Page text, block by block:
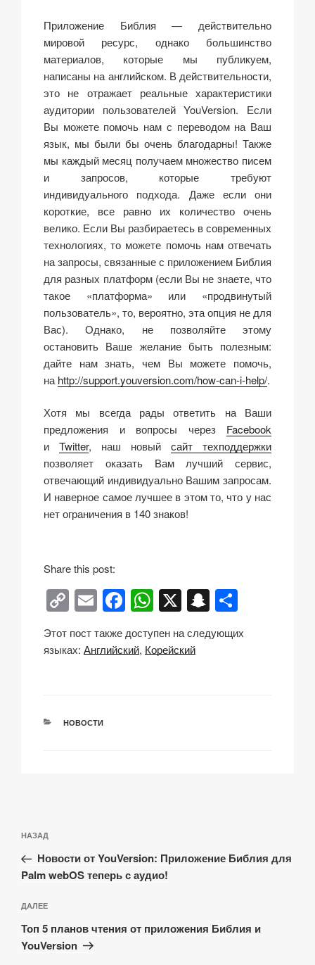
Приложение Библия — действительно
мировой ресурс, однако большинство
материалов, которые мы публикуем,
написаны на английском. В действительности,
это не отражает реальные характеристики
аудитории пользователей YouVersion. Если
Вы можете помочь нам с переводом на Ваш
язык, мы были бы очень благодарны! Также
мы каждый месяц получаем множество писем
и запросов, которые требуют
индивидуального подхода. Даже если они
короткие, все равно их количество очень
велико. Если Вы разбираетесь в современных
технологиях, то можете помочь нам отвечать
на запросы, связанные с приложением Библия
для разных платформ (если Вы не знаете, что
такое «платформа» или «продвинутый
пользователь», то, вероятно, эта опция не для
Вас). Однако, не позволяйте этому
остановить Ваше желание быть полезным:
дайте нам знать, чем Вы можете помочь,
на http://support.youversion.com/how-can-i-help/.
Хотя мы всегда рады ответить на Ваши
предложения и вопросы через Facebook
и Twitter, наш новый сайт техподдержки
позволяет оказать Вам лучший сервис,
отвечающий индивидуально Вашим запросам.
И наверное самое лучшее в этом то, что у нас
нет ограничения в 140 знаков!
Share this post:
C
o
p
n
k
E
m
ail
F
a
c
W
h
at
X S
n
a
тп
р
Этот пост также доступен на следующих
языках: Английский Корейский
РУБРИКИ
НОВОСТИ
по
записям
Предыдущая
запись:
НАЗАД
Новости от YouVersion: Приложение Библия для
Palm webOS теперь с аудио!
Следующая
запись
ДАЛЕЕ
Топ 5 планов чтения от приложения Библия и
YouVersion